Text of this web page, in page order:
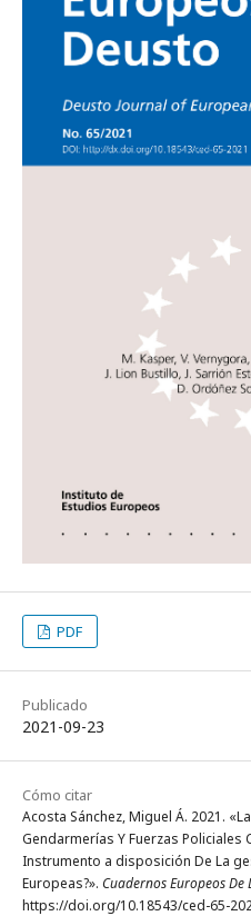
PDF
Publicado
2021-09-23
Cómo citar
Acosta Sánchez, Miguel Á. 2021.
Gendarmerías Y Fuerzas Policiales
Instrumento a disposición De La
Europeas?». Cuadernos Europeos De
https://doi.org/10.18543/ced-65-